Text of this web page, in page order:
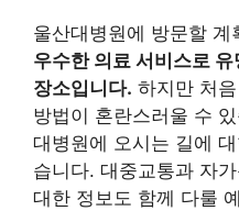
울산대병원에 방문할 계
우수한 의료 서비스로
장소입니다. 하지만 처
방법이 혼란스러울 수
대병원에 오시는 길에
습니다. 대중교통과 자
대한 정보도 함께 다룰